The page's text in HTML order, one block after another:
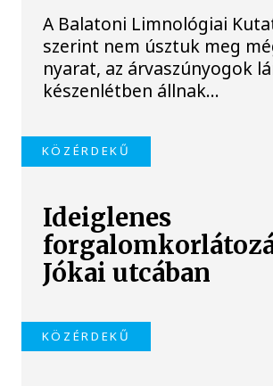
A Balatoni Limnológiai
szerint nem úsztuk meg
nyarat, az árvaszúnyogok
készenlétben állnak...
KÖZÉRDEKŰ
Ideiglenes
Jókai utcában
KÖZÉRDEKŰ